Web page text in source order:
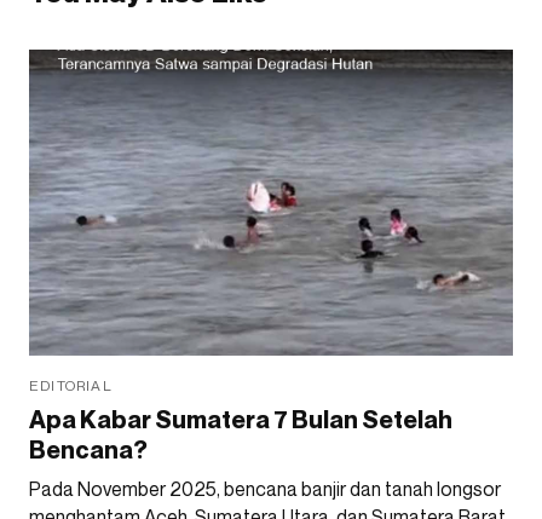
EDITORIAL
Apa Kabar Sumatera 7 Bulan Setelah
Bencana?
Pada November 2025, bencana banjir dan tanah longsor